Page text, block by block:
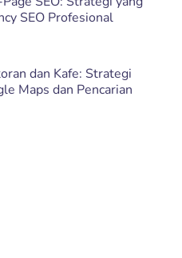
SEO Profesional
dan Kafe: Strategi
Maps dan Pencarian